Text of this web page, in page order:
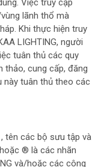
lãnh thổ mà
Khi thực hiện truy
LIGHTING, người
tuân thủ các quy
thảo, cung cấp, đăng
này tuân thủ theo các
tên các bộ sưu tập và
® là các nhãn
và/hoặc các công